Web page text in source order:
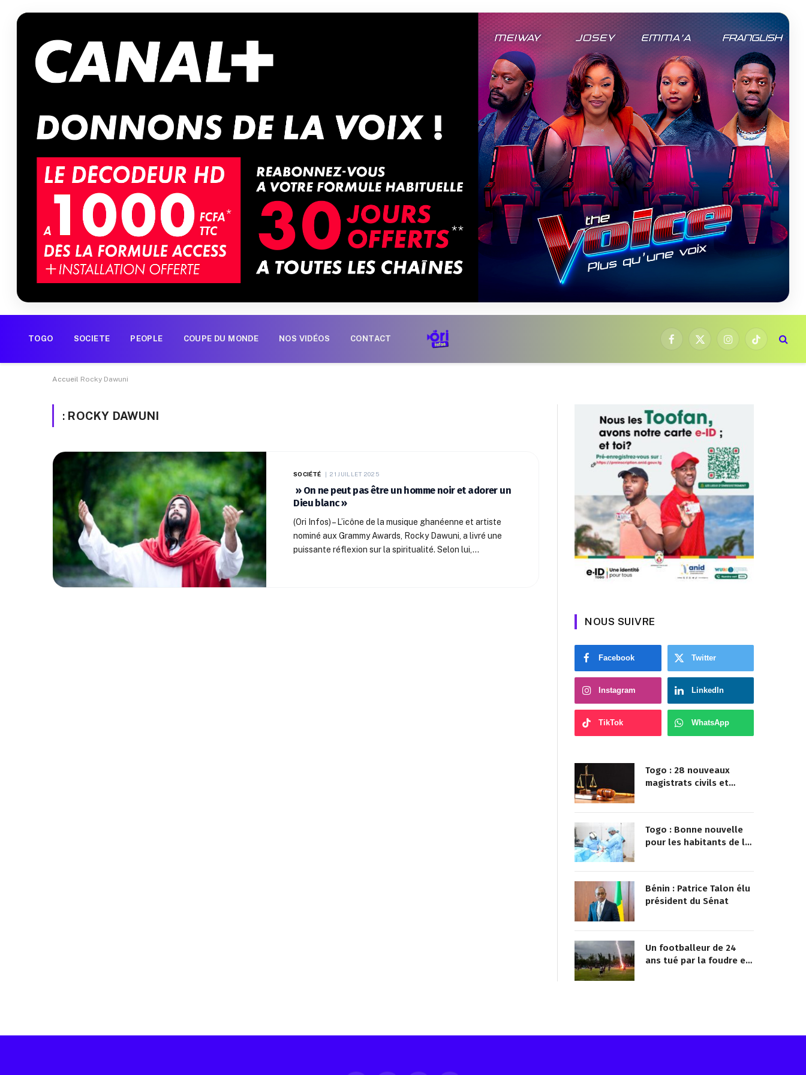
TOGO SOCIETE PEOPLE COUPE DU MONDE NOS VIDÉOS CONTACT
Facebook
X
InstagramTikTok
Accueil Rocky Dawuni
: ROCKY DAWUNI
SOCIÉTÉ 21 JUILLET 2025
» On ne peut pas être un homme noir et adorer un
Dieu blanc »
(Ori Infos) – L’icône de la musique ghanéenne et artiste
nominé aux Grammy Awards, Rocky Dawuni, a livré une
puissante réflexion sur la spiritualité. Selon lui,…
NOUS SUIVRE
Facebook Twitter
Instagram LinkedIn
TikTok WhatsApp
Togo : 28 nouveaux
magistrats civils et
Togo : Bonne nouvelle
pour les habitants de la
Bénin : Patrice Talon élu
président du Sénat
Un footballeur de 24
ans tué par la foudre en